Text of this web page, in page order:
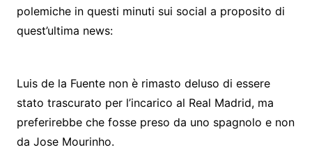
polemiche in questi minuti sui social a proposito di
quest’ultima news:
Luis de la Fuente non è rimasto deluso di essere
stato trascurato per l’incarico al Real Madrid, ma
preferirebbe che fosse preso da uno spagnolo e non
da Jose Mourinho.